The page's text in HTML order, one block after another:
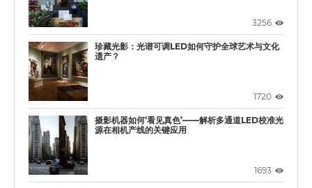
3256
珍藏光影：光谱可调LED如何守护全球艺术与文化
遗产？
1720
摄影机器如何‘看见真色’——解析多通道LED校准光
源在相机产线的关键应用
1693